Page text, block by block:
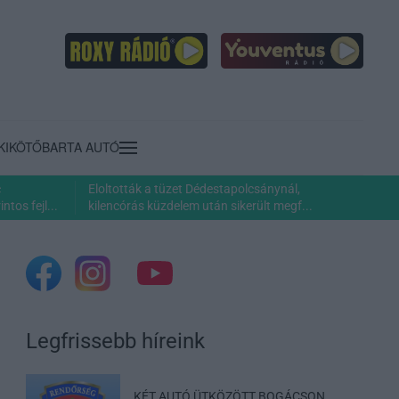
BARTA AUTÓ
fejl...
Eloltották a tüzet Dédestapolcsánynál,
kilencórás küzdelem után sikerült megf...
Legfrissebb híreink
KÉT AUTÓ ÜTKÖZÖTT BOGÁCSON,